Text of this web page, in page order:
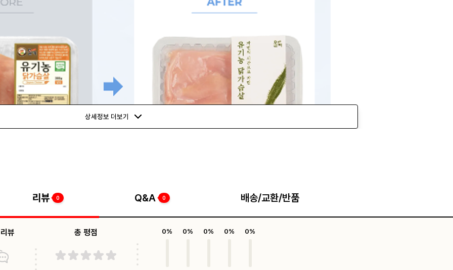
상세정보 더보기
리뷰 0 Q&A 0 배송/교환/반품
뷰 총 평점 0% 0% 0% 0% 0%